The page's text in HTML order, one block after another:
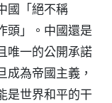
國「絕不稱
頭」。中國還是
唯一的公開承諾
為帝國主義，
是世界和平的干